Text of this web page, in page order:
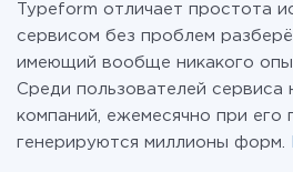
Typeform отличает простота
сервисом без проблем
имеющий вообще никакого
Среди пользователей сервиса
компаний, ежемесячно при его
генерируются миллионы форм.